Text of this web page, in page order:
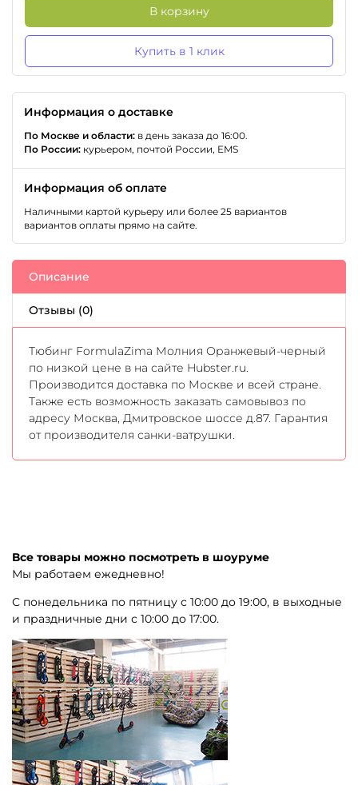
В корзину
Купить в 1 клик
Информация о доставке
По Москве и области: в день заказа до 16:00.
По России: курьером, почтой России, EMS
Информация об оплате
Наличными картой курьеру или более 25 вариантов
вариантов оплаты прямо на сайте.
Описание
Отзывы (0)
Тюбинг FormulaZima Молния Оранжевый-черный
по низкой цене в на сайте Hubster.ru.
Производится доставка по Москве и всей стране.
Также есть возможность заказать самовывоз по
адресу Москва, Дмитровское шоссе д.87. Гарантия
от производителя санки-ватрушки.
Все товары можно посмотреть в шоуруме
Мы работаем ежедневно!
С понедельника по пятницу с 10:00 до 19:00, в выходные
и праздничные дни с 10:00 до 17:00.